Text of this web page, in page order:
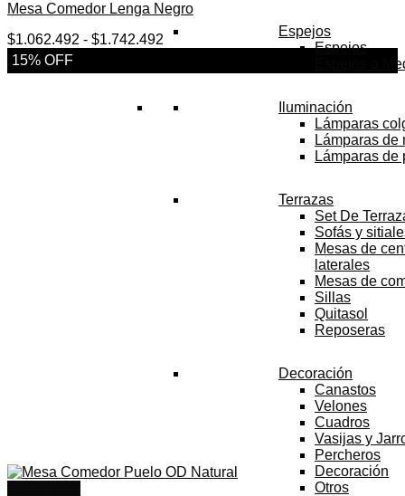
Espejos
Espejos
Espejos a
Iluminación
Lámparas
Lámparas de
Lámparas de
Terrazas
Set De
Sofás y
Mesas de
laterales
Mesas de
Sillas
Quitasol
Reposeras
Decoración
Canastos
Velones
Cuadros
Vasijas y
Percheros
Decoración
Otros
Mesa Comedor Lenga Negro
$1.062.492 - $1.742.492 Rango
precios:
$1.062.492
15% OFF